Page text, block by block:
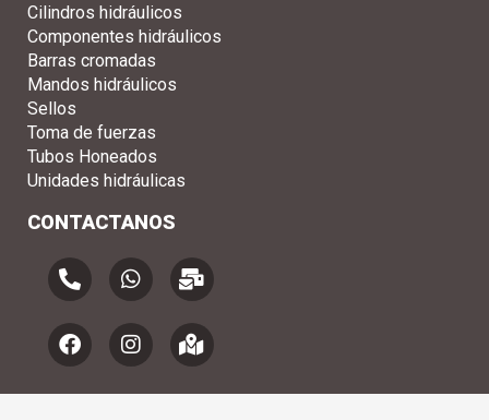
Cilindros hidráulicos
Componentes hidráulicos
Barras cromadas
Mandos hidráulicos
Sellos
Toma de fuerzas
Tubos Honeados
Unidades hidráulicas
CONTACTANOS
P
h
n
e
a
W
h
t
s
p
M
a
l
-
u
F
a
e
I
n
t
M
a
-